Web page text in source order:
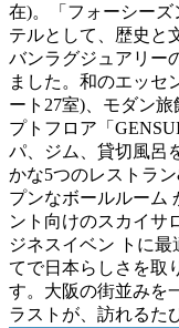
在)。「フォーシー
テルとして、歴史と
バンラグジュアリー
ました。和のエッセ
ート27室)、モダン
プトフロア「
パ、ジム、貸切風呂
かな5つのレストラ
プンなボールルーム
ント向けのスカイサ
ジネスイベン トに
てで日本らしさを取
す。大阪の街並みを
ラストが、訪れるた